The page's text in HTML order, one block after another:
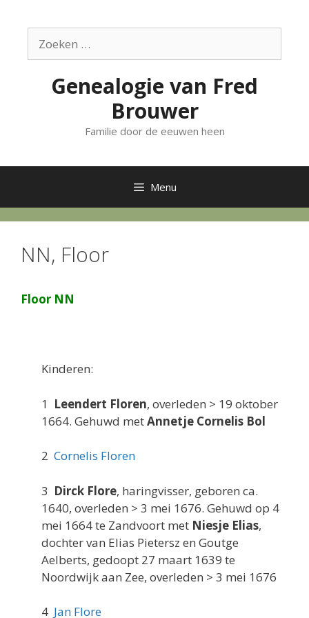
inhoudnaar:
Genealogie van Fred
Brouwer
Familie door de eeuwen heen
Menu
NN, Floor
Floor NN
Kinderen:
1 Leendert Floren, overleden > 19 oktober
1664. Gehuwd metAnnetje Cornelis Bol
2 Cornelis Floren
3 Dirck Flore, haringvisser, geboren ca.
1640, overleden > 3 mei 1676. Gehuwd op 4
mei 1664 te Zandvoort met Niesje Elias,
dochter van Elias Pietersz en Goutge
Aelberts, gedoopt 27 maart 1639 te
Noordwijk aan Zee, overleden > 3 mei 1676
4 Jan Flore